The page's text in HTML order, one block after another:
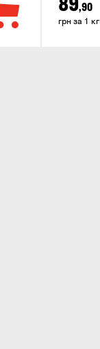
,90
грн за 1 кг